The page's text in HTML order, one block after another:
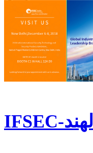
IFSEC-الهند